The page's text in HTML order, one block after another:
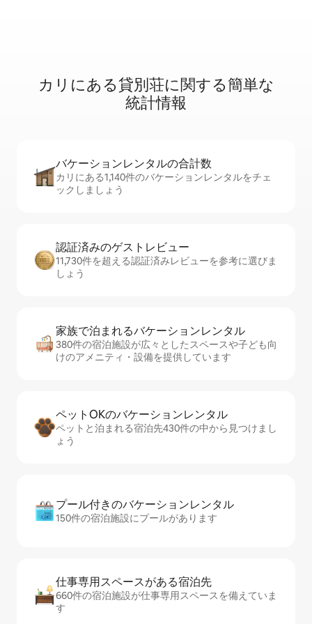
カリに⁠あ⁠る貸⁠別⁠荘⁠に関⁠す⁠る簡⁠単⁠な
統⁠計⁠情⁠報
バケーションレ⁠ン⁠タ⁠ル⁠の合⁠計⁠数
カリにある1,140件のバケーションレンタルをチェ
ックしましょう
認証済みのゲ⁠ス⁠ト⁠レ⁠ビ⁠ュ⁠ー
11,730件を超える認証済みレビューを参考に選びま
しょう
家族で泊まれるバ⁠ケ⁠ー⁠シ⁠ョ⁠ンレ⁠ン⁠タ⁠ル
380件の宿泊施設が広々としたスペースや子ども向
けのアメニティ・設備を提供しています
ペットOKのバ⁠ケ⁠ー⁠シ⁠ョ⁠ンレ⁠ン⁠タ⁠ル
ペットと泊まれる宿泊先430件の中から見つけまし
ょう
プール付きのバ⁠ケ⁠ー⁠シ⁠ョ⁠ンレ⁠ン⁠タ⁠ル
150件の宿泊施設にプールがあります
仕事専用ス⁠ペ⁠ー⁠スがあ⁠る宿⁠泊⁠先
660件の宿泊施設が仕事専用スペースを備えていま
す